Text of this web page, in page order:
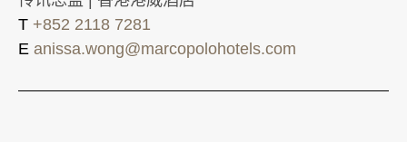
T +852 2118 7281
E anissa.wong@marcopolohotels.com